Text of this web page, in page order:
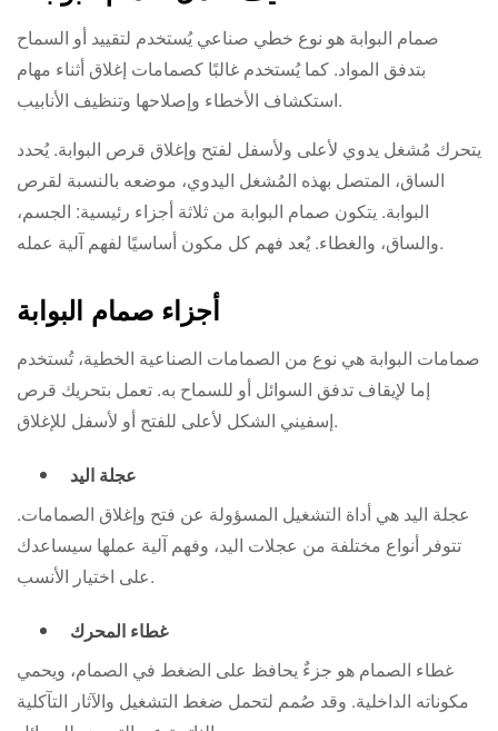
صمام البوابة هو نوع خطي صناعي يُستخدم لتقييد أو السماح
بتدفق المواد. كما يُستخدم غالبًا كصمامات إغلاق أثناء مهام
استكشاف الأخطاء وإصلاحها وتنظيف الأنابيب.
يتحرك مُشغل يدوي لأعلى ولأسفل لفتح وإغلاق قرص البوابة. يُحدد
الساق، المتصل بهذه المُشغل اليدوي، موضعه بالنسبة لقرص
البوابة. يتكون صمام البوابة من ثلاثة أجزاء رئيسية: الجسم،
والساق، والغطاء. يُعد فهم كل مكون أساسيًا لفهم آلية عمله.
أجزاء صمام البوابة
صمامات البوابة هي نوع من الصمامات الصناعية الخطية، تُستخدم
إما لإيقاف تدفق السوائل أو للسماح به. تعمل بتحريك قرص
إسفيني الشكل لأعلى للفتح أو لأسفل للإغلاق.
عجلة اليد
عجلة اليد هي أداة التشغيل المسؤولة عن فتح وإغلاق الصمامات.
تتوفر أنواع مختلفة من عجلات اليد، وفهم آلية عملها سيساعدك
على اختيار الأنسب.
غطاء المحرك
غطاء الصمام هو جزءٌ يحافظ على الضغط في الصمام، ويحمي
مكوناته الداخلية. وقد صُمم لتحمل ضغط التشغيل والآثار التآكلية